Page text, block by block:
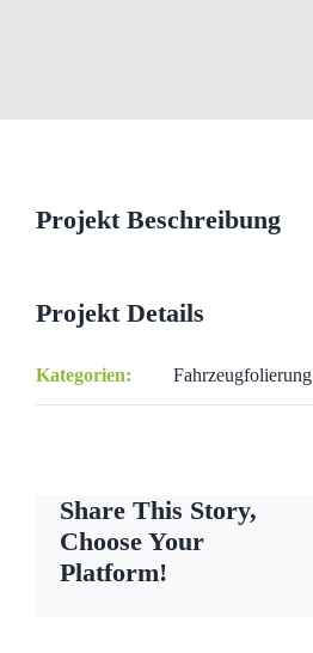
Projekt Beschreibung
Projekt Details
Kategorien: Fahrzeugfolierung
Share This Story,
Choose Your
Platform!